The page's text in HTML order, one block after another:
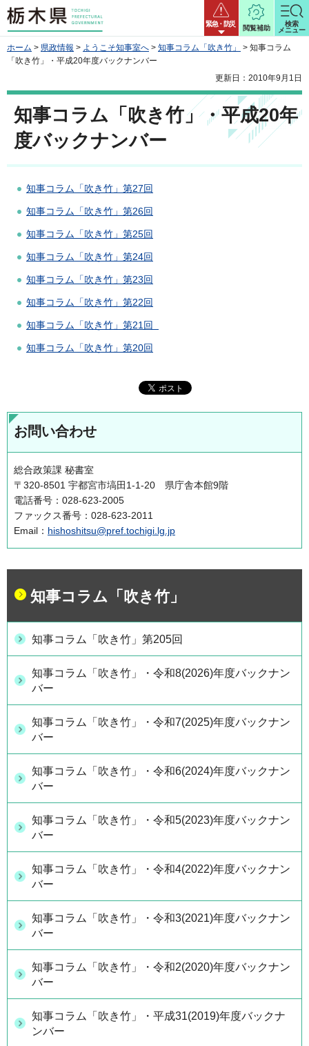
栃木県 緊急・防災
閲覧補助
検索
メニュー
ホーム > 県政情報 > ようこそ知事室へ > 知事コラム「吹き竹」
> 知事コラム
「吹き竹」・平成20年度バックナンバー
更新日：2010年9月1日
知事コラム「吹き竹」・平成20年
度バックナンバー
知事コラム「吹き竹」第27回
知事コラム「吹き竹」第26回
知事コラム「吹き竹」第25回
知事コラム「吹き竹」第24回
知事コラム「吹き竹」第23回
知事コラム「吹き竹」第22回
知事コラム「吹き竹」第21回
知事コラム「吹き竹」第20回
お問い合わせ
総合政策課 秘書室
〒320-8501 宇都宮市塙田1-1-20 県庁舎本館9階
電話番号：028-623-2005
ファックス番号：028-623-2011
Email： hishoshitsu@pref.tochigi.lg.jp
知事コラム「吹き竹」
知事コラム「吹き竹」第205回
知事コラム「吹き竹」・令和8(2026)年度バックナン
バー
知事コラム「吹き竹」・令和7(2025)年度バックナン
バー
知事コラム「吹き竹」・令和6(2024)年度バックナン
バー
知事コラム「吹き竹」・令和5(2023)年度バックナン
バー
知事コラム「吹き竹」・令和4(2022)年度バックナン
バー
知事コラム「吹き竹」・令和3(2021)年度バックナン
バー
知事コラム「吹き竹」・令和2(2020)年度バックナン
バー
知事コラム「吹き竹」・平成31(2019)年度バックナ
ンバー